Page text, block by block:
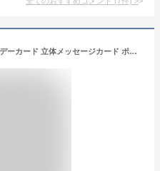
Paper Spiritz 愛を手に バースデーカード 立体メッセージカード ポストカード 誕生日 飛び出すメッセージカード クリスマス カード 感謝状 入学お祝い 卒業おめでとう 結婚 ウエディングカード おしゃれ 出産祝い カード Birthday Card 和風 封筒付き お祝い 子供 記念日カード